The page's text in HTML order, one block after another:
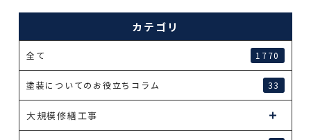
カテゴリ
全て 1770
塗装についてのお役立ちコラム 33
大規模修繕工事